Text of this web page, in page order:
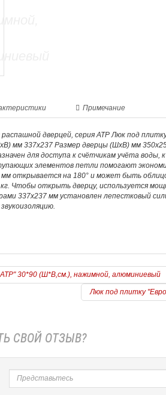
Примечание
дверцей, серия АТР Люк под
мм 337х237 Размер дверцы (ШхВ) мм
для доступа к счётчикам учёта воды,
элементов петли помогают
открывается на 180° и может быть
Чтобы открыть дверцу, используется
337х237 мм установлен лепестковый
30*90 (Ш*В,см.), нажимной, алюминиевый
Люк под плитку
СВОЙ ОТЗЫВ?